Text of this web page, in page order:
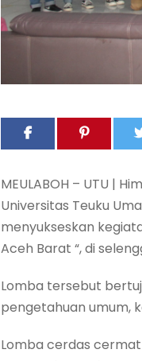
MEULABOH – UTU |
Universitas Teuku
menyukseskan
Aceh Barat “, di
Lomba tersebut
pengetahuan umum,
Lomba cerdas